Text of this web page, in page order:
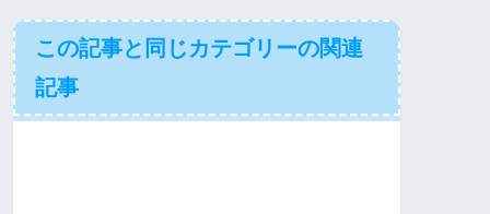
この記事と同じカテゴリーの関連
記事